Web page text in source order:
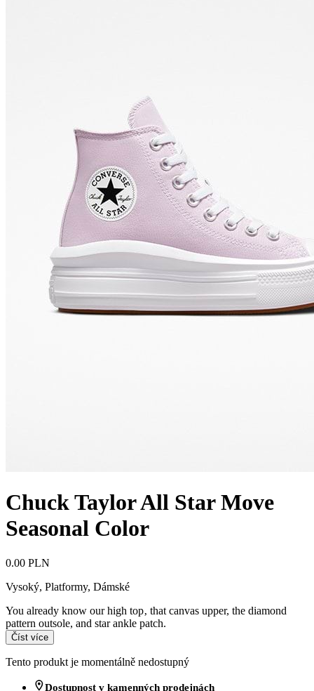
Chuck Taylor All Star Move
Seasonal Color
0.00 PLN
Vysoký, Platformy, Dámské
You already know our high top‚ that canvas upper, the diamond
pattern outsole, and star ankle patch.
Číst více
Tento produkt je momentálně nedostupný
Dostupnost v kamenných prodejnách